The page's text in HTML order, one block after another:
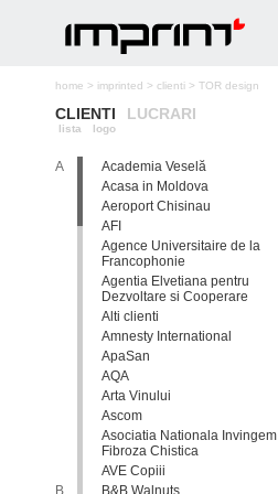
home > imprinted > clienti > TOR design
CLIENTI LUCRARI
lista logo
A
Academia Veselă
Acasa in Moldova
Aeroport Chisinau
AFI
Agence Universitaire de la
Francophonie
Agentia Elvetiana pentru
Dezvoltare si Cooperare
Alti clienti
Amnesty International
ApaSan
AQA
Arta Vinului
Ascom
Asociatia Nationala Invingem
Fibroza Chistica
AVE Copiii
B
B&B Walnuts